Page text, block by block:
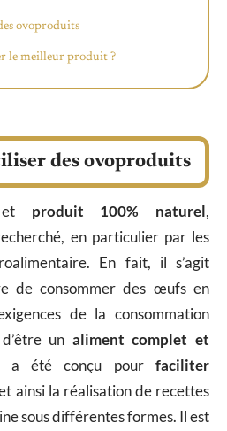
ovoproduits
le meilleur produit ?
des ovoproduits
et produit 100% naturel,
en particulier par les
En fait, il s’agit
de consommer des œufs en
de la consommation
un aliment complet et
a été conçu pourfaciliter
ainsi la réalisation de recettes
sous différentes formes. Il est